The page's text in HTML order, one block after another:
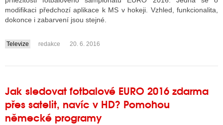
TELEVIZÍ
INTERNET
modifikaci předchozí aplikace k MS v hokeji. Vzhled, funkcionalita,
dokonce i zabarvení jsou stejné.
....
Televize redakce 20. 6. 2016
Jak sledovat fotbalové EURO 2016 zdarma
přes satelit, navíc v HD? Pomohou
německé programy